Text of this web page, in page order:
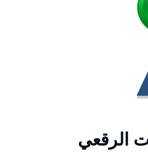
الرقعي